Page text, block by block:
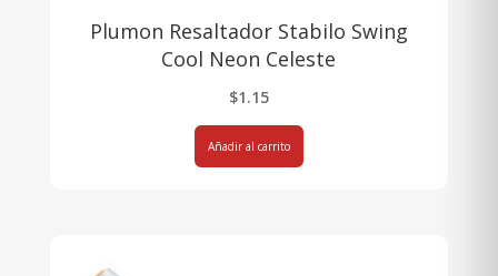
Plumon Resaltador Stabilo Swing
Cool Neon Celeste
$1.15
Añadir al carrito